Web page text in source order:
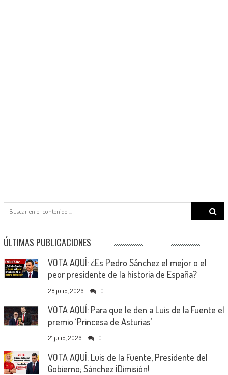
Search
ÚLTIMAS PUBLICACIONES
VOTA AQUÍ: ¿Es Pedro Sánchez el mejor o el
peor presidente de la historia de España?
28 julio, 2026 0
VOTA AQUÍ: Para que le den a Luis de la Fuente el
premio ‘Princesa de Asturias’
21 julio, 2026 0
VOTA AQUÍ: Luis de la Fuente, Presidente del
Gobierno; Sánchez ¡Dimisión!